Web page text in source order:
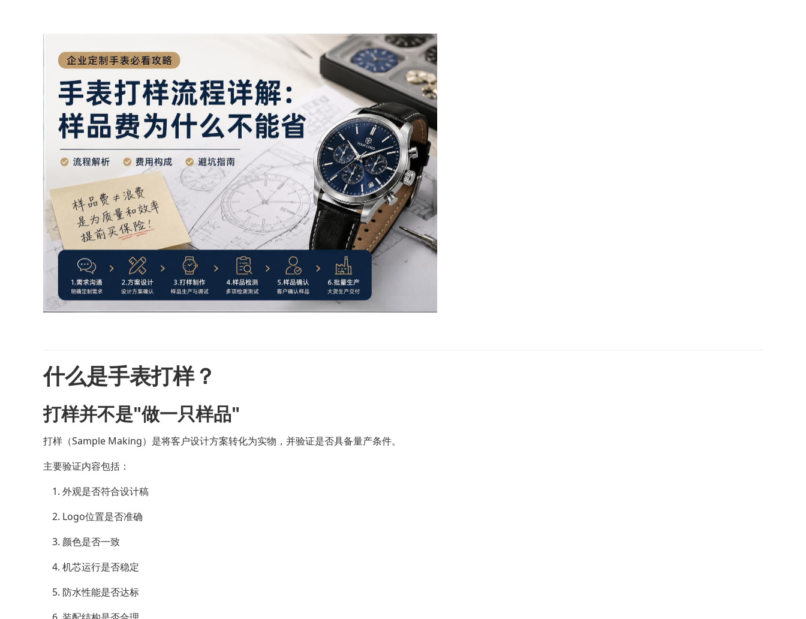
什么是手表打样？
打样并不是"做一只样品"
打样（Sample Making）是将客户设计方案转化为实物，并验证是否具备量产条件。
主要验证内容包括：
外观是否符合设计稿
Logo位置是否准确
颜色是否一致
机芯运行是否稳定
防水性能是否达标